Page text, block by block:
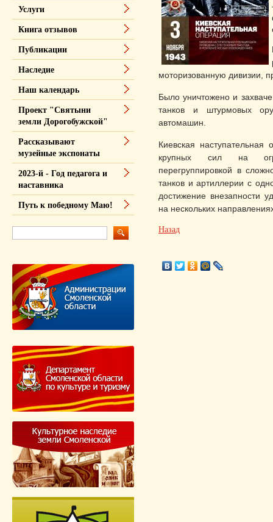
моторизованную дивизии,
Было уничтожено и
танков и штурмовых
автомашин.
Киевская наступательная
крупных сил на
перегруппировкой в
танков и артиллерии с
достижение внезапности
на нескольких
Назад
Услуги
Книга отзывов
Публикации
Наследие
Наш календарь
Проект "Святыни
земли Дорогобужской"
Рассказывают
музейные экспонаты
2023-й - Год педагога и
наставника
Путь к победному Маю!